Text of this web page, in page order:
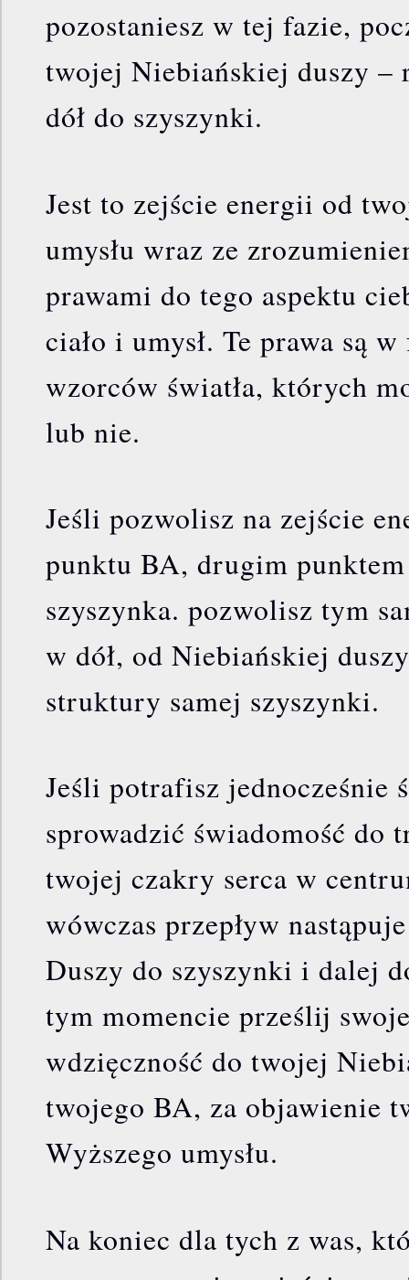
pozostaniesz w tej fazie,
twojej Niebiańskiej duszy –
dół do szyszynki.
Jest to zejście energii od
umysłu wraz ze
prawami do tego aspektu
ciało i umysł. Te prawa są
wzorców światła, których
lub nie.
Jeśli pozwolisz na zejście
punktu BA, drugim
szyszynka. pozwolisz tym
w dół, od Niebiańskiej
struktury samej szyszynki.
Jeśli potrafisz jednocześnie
sprowadzić świadomość do
twojej czakry serca w
wówczas przepływ
Duszy do szyszynki i dalej
tym momencie prześlij
wdzięczność do twojej
twojego BA, za objawienie
Wyższego umysłu.
Na koniec dla tych z was,